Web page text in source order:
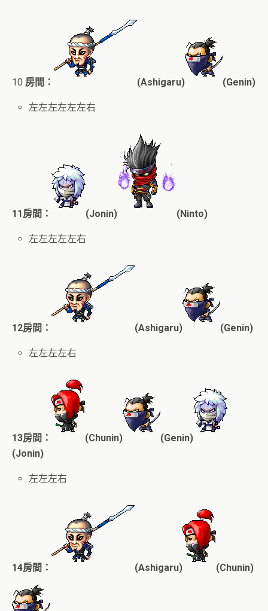
10 房間： (Ashigaru) (Genin)
左左左左左左右
11房間： (Jonin) (Ninto)
左左左左左右
12房間： (Ashigaru) (Genin)
左左左左右
13房間： (Chunin)
(Genin)
(Jonin)
左左左右
14房間： (Ashigaru) (Chunin)